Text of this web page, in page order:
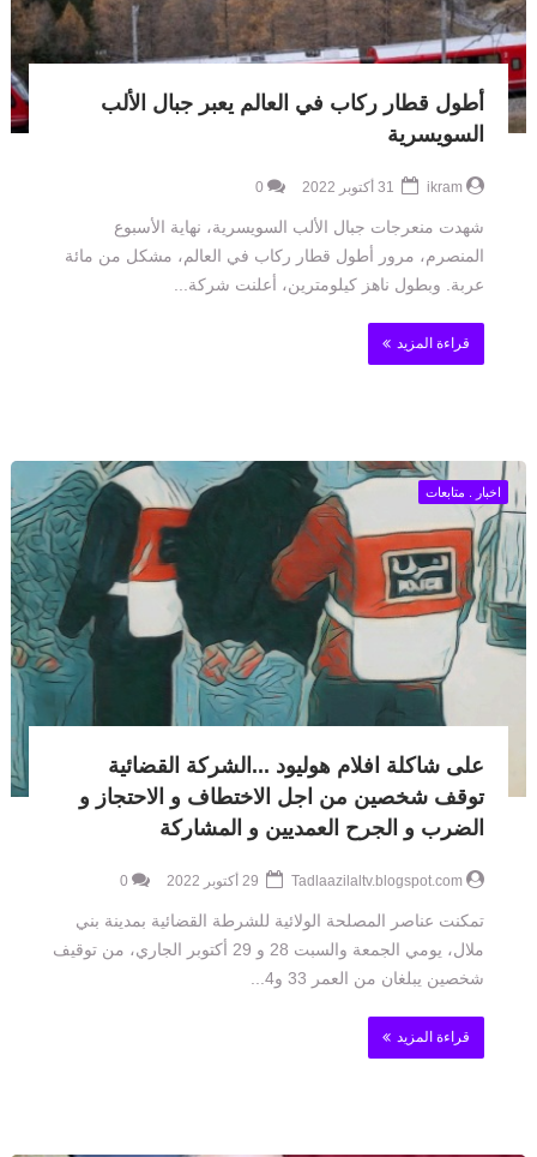
أطول قطار ركاب في العالم يعبر جبال الألب
السويسرية
ikram
0
شهدت منعرجات جبال الألب السويسرية، نهاية الأسبوع
المنصرم، مرور أطول قطار ركاب في العالم، مشكل من مائة
عربة. وبطول ناهز كيلومترين، أعلنت شركة...
قراءة المزيد
اخبار . متابعات
على شاكلة افلام هوليود ...الشركة القضائية
توقف شخصين من اجل الاختطاف و الاحتجاز و
الضرب و الجرح العمديين و المشاركة
Tadlaazilaltv.blogspot.com
0
تمكنت عناصر المصلحة الولائية للشرطة القضائية بمدينة بني
ملال، يومي الجمعة والسبت 28 و 29 أكتوبر الجاري، من توقيف
شخصين يبلغان من العمر 33 و4...
قراءة المزيد